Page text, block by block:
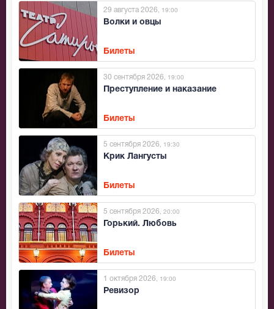
Волки и овцы
29 августа 2026 , 19:00
Билеты
Преступление и наказание
30 сентября 2026 , 19:00
Билеты
Крик Лангусты
5 сентября 2026 , 19:30
Билеты
Горький. Любовь
5 сентября 2026 , 20:00
Билеты
Ревизор
1 октября 2026 , 19:00